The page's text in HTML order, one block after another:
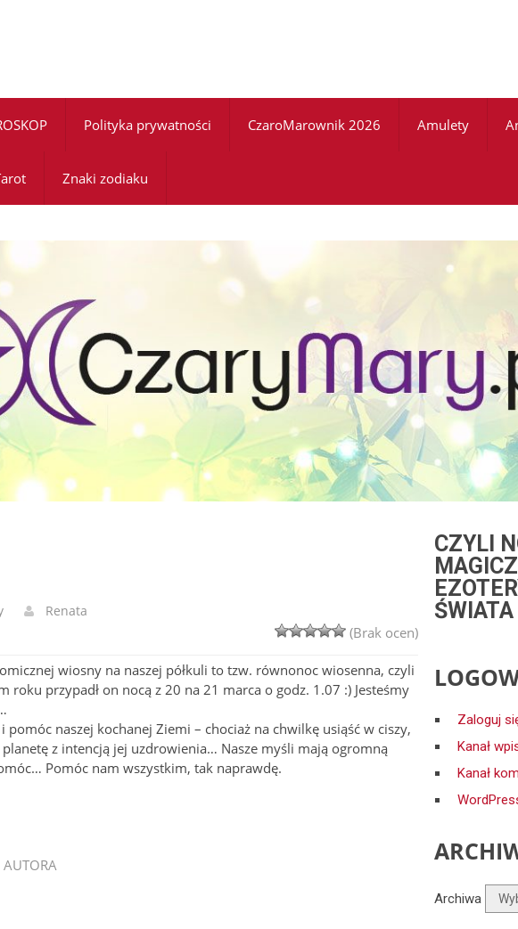
Polityka prywatności CzaroMarownik 2026 Amulety
Znaki zodiaku
Renata
(Brak ocen)
wiosny na naszej półkuli to tzw. równonoc wiosenna, czyli
roku przypadł on nocą z 20 na 21 marca o godz. 1.07 :) Jesteśmy
naszej kochanej Ziemi – chociaż na chwilkę usiąść w ciszy,
z intencją jej uzdrowienia… Nasze myśli mają ogromną
Pomóc nam wszystkim, tak naprawdę.
CZYLI
ŚWIATA
Zaloguj
Kanał
Kanał
Archiwa